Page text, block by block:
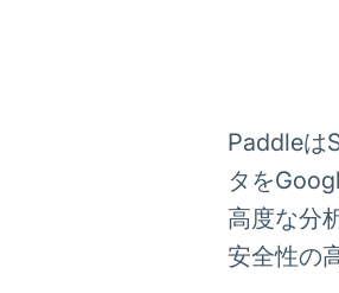
Paddleは
タを
高度な分
安全性の